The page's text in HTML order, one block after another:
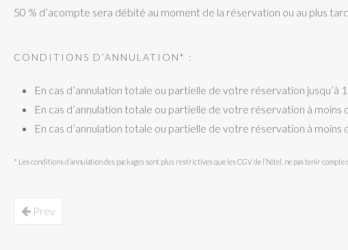
50 % d’acompte sera débité au moment de la réservation ou au plus
CONDITIONS D’ANNULATION* :
En cas d’annulation totale ou partielle de votre réservation
En cas d’annulation totale ou partielle de votre réservation à
En cas d’annulation totale ou partielle de votre réservation à
* Les conditions d’annulation des packages sont plus restrictives que les CGV de l’hôtel, ne pas tenir
Prev